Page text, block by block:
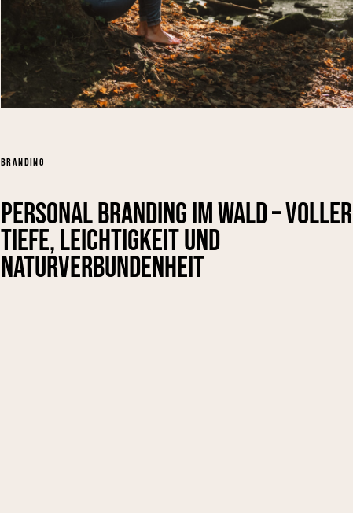
Personal Branding im Wald – voller
Tiefe, Leichtigkeit und
Naturverbundenheit
BRANDING